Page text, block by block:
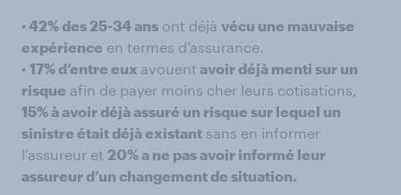
• 42% des 25-34 ans ont déjà vécu une mauvaise
expérience en termes d’assurance.
• 17% d’entre eux avouent avoir déjà menti sur un
risque afin de payer moins cher leurs cotisations,
15% à avoir déjà assuré un risque sur lequel un
sinistre était déjà existant sans en informer
l’assureur et 20% a ne pas avoir informé leur
assureur d’un changement de situation.